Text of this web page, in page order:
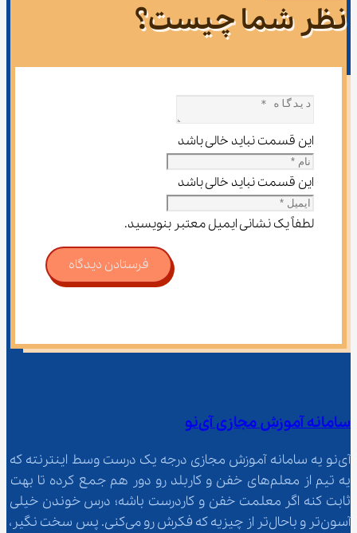
نظر شما چیست؟
این قسمت نباید خالی باشد
این قسمت نباید خالی باشد
لطفاً یک نشانی ایمیل معتبر بنویسید.
فرستادن دیدگاه
سامانه آموزش مجازی آی‌نو
آی‌نو یه سامانه آموزش مجازی درجه یک درست وسط اینترنته که
یه تیم از معلم‌‌های خفن و کاربلد رو دور هم جمع کرده تا بهت
ثابت کنه اگر معلمت خفن و کاردرست باشه؛ درس خوندن خیلی
آسون‌تر و باحال‌تر از چیزیه که فکرش رو می‌کنی. پس سخت نگیر،